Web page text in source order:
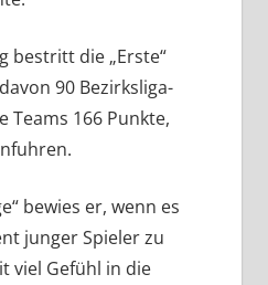
bestritt die „Erste“
90 Bezirksliga-
Teams 166 Punkte,
bewies er, wenn es
junger Spieler zu
viel Gefühl in die